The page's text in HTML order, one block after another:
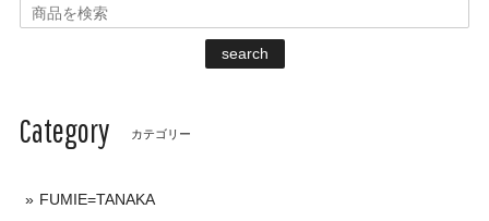
search
Category カテゴリー
FUMIE=TANAKA